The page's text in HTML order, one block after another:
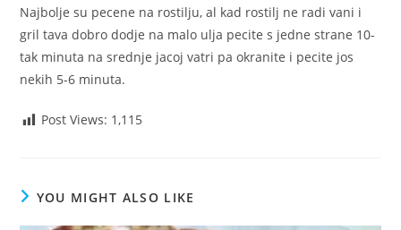
Najbolje su pecene na rostilju, al kad rostilj ne radi vani i
gril tava dobro dodje na malo ulja pecite s jedne strane 10-
tak minuta na srednje jacoj vatri pa okranite i pecite jos
nekih 5-6 minuta.
Post Views: 1,115
YOU MIGHT ALSO LIKE